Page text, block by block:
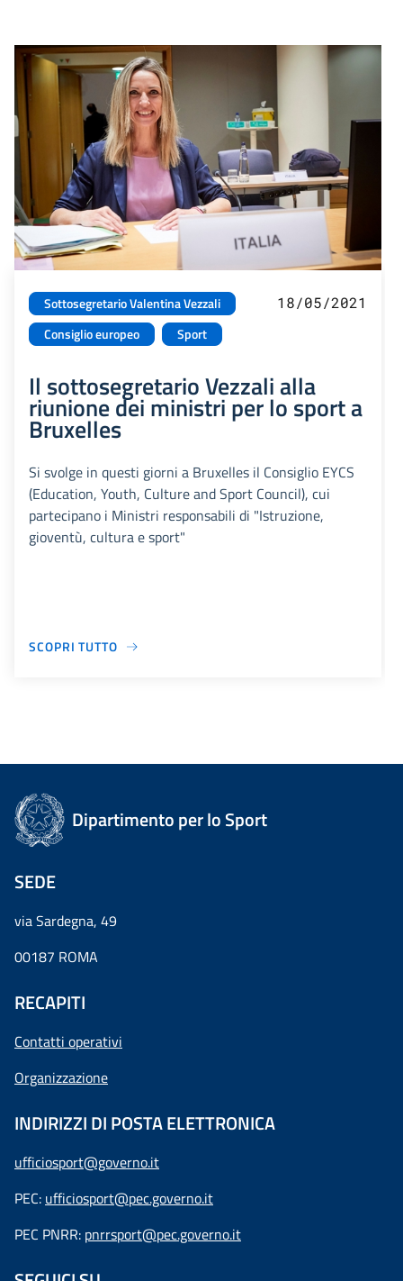
Sottosegretario Valentina Vezzali
Consiglio europeo
Sport
18/05/2021
Il sottosegretario Vezzali alla
riunione dei ministri per lo sport a
Bruxelles
Si svolge in questi giorni a Bruxelles il Consiglio EYCS
(Education, Youth, Culture and Sport Council), cui
partecipano i Ministri responsabili di "Istruzione,
gioventù, cultura e sport"
SCOPRI TUTTO
Dipartimento per lo Sport
SEDE
via Sardegna, 49
00187 ROMA
RECAPITI
Contatti operativi
Organizzazione
INDIRIZZI DI POSTA ELETTRONICA
ufficiosport@governo.it
PEC: ufficiosport@pec.governo.it
PEC PNRR: pnrrsport@pec.governo.it